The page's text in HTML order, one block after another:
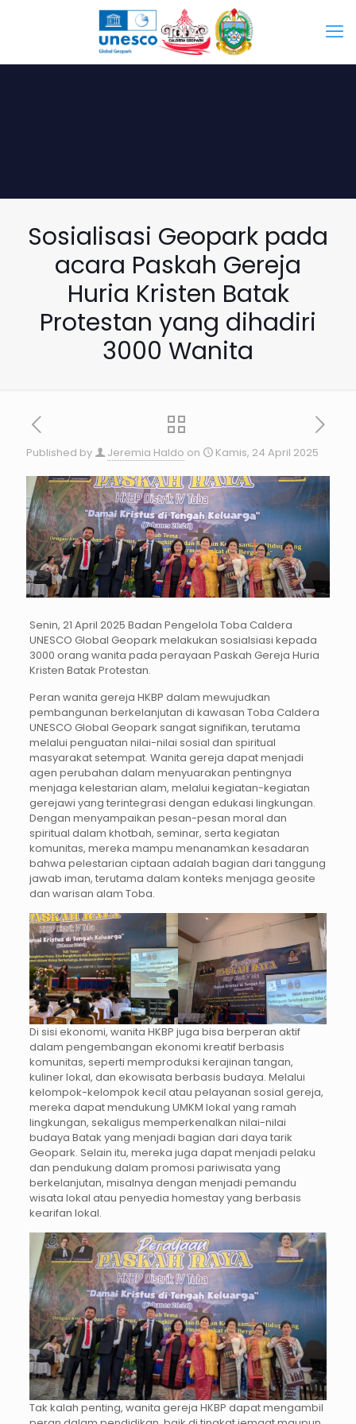
Sosialisasi Geopark pada
acara Paskah Gereja
Huria Kristen Batak
Protestan yang dihadiri
3000 Wanita
Published by Jeremia Haldo on Kamis, 24 April 2025
Senin, 21 April 2025 Badan Pengelola Toba Caldera
UNESCO Global Geopark melakukan sosialsiasi kepada
3000 orang wanita pada perayaan Paskah Gereja Huria
Kristen Batak Protestan.
Peran wanita gereja HKBP dalam mewujudkan
pembangunan berkelanjutan di kawasan Toba Caldera
UNESCO Global Geopark sangat signifikan, terutama
melalui penguatan nilai-nilai sosial dan spiritual
masyarakat setempat. Wanita gereja dapat menjadi
agen perubahan dalam menyuarakan pentingnya
menjaga kelestarian alam, melalui kegiatan-kegiatan
gerejawi yang terintegrasi dengan edukasi lingkungan.
Dengan menyampaikan pesan-pesan moral dan
spiritual dalam khotbah, seminar, serta kegiatan
komunitas, mereka mampu menanamkan kesadaran
bahwa pelestarian ciptaan adalah bagian dari tanggung
jawab iman, terutama dalam konteks menjaga geosite
dan warisan alam Toba.
Di sisi ekonomi, wanita HKBP juga bisa berperan aktif
dalam pengembangan ekonomi kreatif berbasis
komunitas, seperti memproduksi kerajinan tangan,
kuliner lokal, dan ekowisata berbasis budaya. Melalui
kelompok-kelompok kecil atau pelayanan sosial gereja,
mereka dapat mendukung UMKM lokal yang ramah
lingkungan, sekaligus memperkenalkan nilai-nilai
budaya Batak yang menjadi bagian dari daya tarik
Geopark. Selain itu, mereka juga dapat menjadi pelaku
dan pendukung dalam promosi pariwisata yang
berkelanjutan, misalnya dengan menjadi pemandu
wisata lokal atau penyedia homestay yang berbasis
kearifan lokal.
Tak kalah penting, wanita gereja HKBP dapat mengambil